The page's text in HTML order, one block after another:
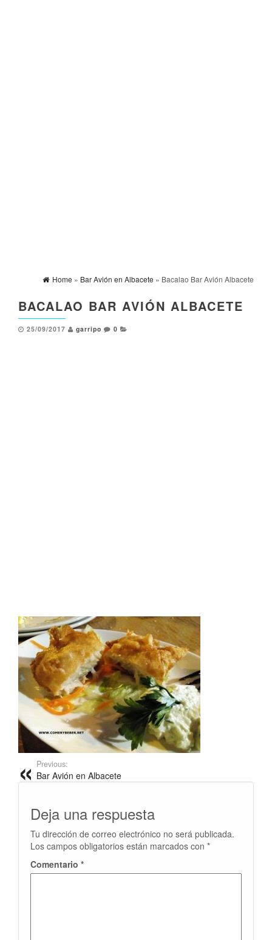
Home » Bar Avión en Albacete » Bacalao Bar Avión Albacete
BACALAO BAR AVIÓN ALBACETE
25/09/2017 garripo 0
Previous:
Bar Avión en Albacete
Deja una respuesta
Tu dirección de correo electrónico no será publicada.
Los campos obligatorios están marcados con *
Comentario *